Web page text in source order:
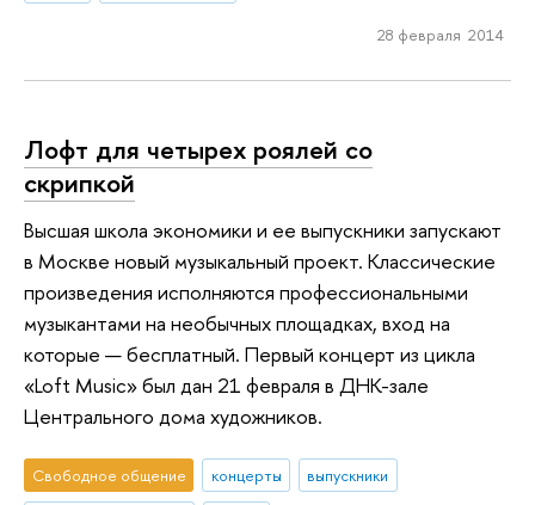
28 февраля 2014
Лофт для четырех роялей со
скрипкой
Высшая школа экономики и ее выпускники запускают
в Москве новый музыкальный проект. Классические
произведения исполняются профессиональными
музыкантами на необычных площадках, вход на
которые — бесплатный. Первый концерт из цикла
«Loft Music» был дан 21 февраля в ДНК-зале
Центрального дома художников.
Свободное общение концерты
выпускники